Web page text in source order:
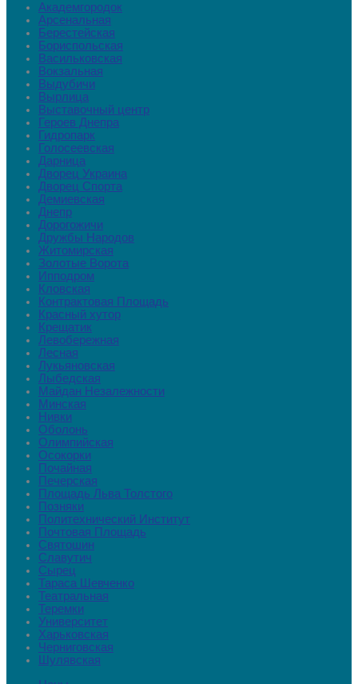
Академгородок
Арсенальная
Берестейская
Бориспольская
Васильковская
Вокзальная
Выдубичи
Вырлица
Выставочный центр
Героев Днепра
Гидропарк
Голосеевская
Дарница
Дворец Украина
Дворец Cпорта
Демиевская
Днепр
Дорогожичи
Дружбы Народов
Житомирская
Золотые Ворота
Ипподром
Кловская
Контрактовая Площадь
Красный хутор
Крещатик
Левобережная
Лесная
Лукьяновская
Лыбедская
Майдан Незалежности
Минская
Нивки
Оболонь
Олимпийская
Осокорки
Почайная
Печерская
Площадь Льва Толстого
Позняки
Политехнический Институт
Почтовая Площадь
Святошин
Славутич
Сырец
Тараса Шевченко
Театральная
Теремки
Университет
Харьковская
Черниговская
Шулявская